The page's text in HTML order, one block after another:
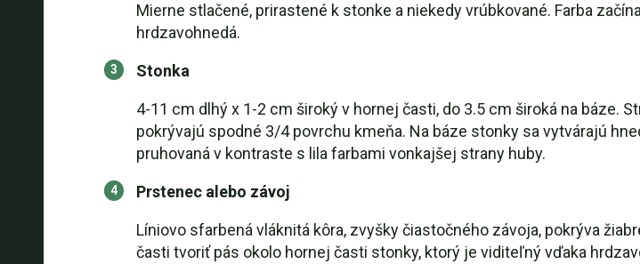
Mierne stlačené, prirastené k stonke a niekedy vrúbkované. Farba
hrdzavohnedá.
Stonka
4-11 cm dlhý x 1-2 cm široký v hornej časti, do 3.5 cm široká na báze.
pokrývajú spodné 3/4 povrchu kmeňa. Na báze stonky sa vytvárajú
pruhovaná v kontraste s lila farbami vonkajšej strany huby.
Prstenec alebo závoj
Líniovo sfarbená vláknitá kôra, zvyšky čiastočného závoja, pokrýva
časti tvoriť pás okolo hornej časti stonky, ktorý je viditeľný vďaka